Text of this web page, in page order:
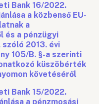
Bank 16/2022.
a közbenső EU-
a
és a pénzügyi
2013. évi
105/B. §-a szerinti
küszöbérték
követéséről
Bank 15/2022.
a pénzmosási